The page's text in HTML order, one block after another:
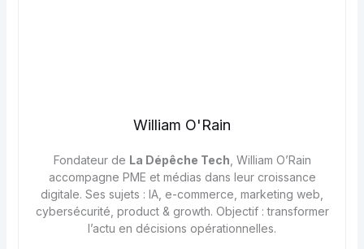
William O'Rain
Fondateur de La Dépêche Tech , William O’Rain
accompagne PME et médias dans leur croissance
digitale. Ses sujets : IA, e-commerce, marketing web,
cybersécurité, product & growth. Objectif : transformer
l’actu en décisions opérationnelles.